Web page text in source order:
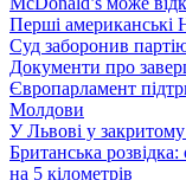
Перші американські
Суд заборонив
Документи про
Європарламент
Молдови
У Львові у
Британська
на 5 кілометрів